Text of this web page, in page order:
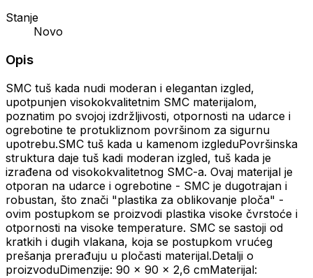
Stanje
Novo
Opis
SMC tuš kada nudi moderan i elegantan izgled,
upotpunjen visokokvalitetnim SMC materijalom,
poznatim po svojoj izdržljivosti, otpornosti na udarce i
ogrebotine te protukliznom površinom za sigurnu
upotrebu.SMC tuš kada u kamenom izgleduPovršinska
struktura daje tuš kadi moderan izgled, tuš kada je
izrađena od visokokvalitetnog SMC-a. Ovaj materijal je
otporan na udarce i ogrebotine - SMC je dugotrajan i
robustan, što znači "plastika za oblikovanje ploča" -
ovim postupkom se proizvodi plastika visoke čvrstoće i
otpornosti na visoke temperature. SMC se sastoji od
kratkih i dugih vlakana, koja se postupkom vrućeg
prešanja prerađuju u pločasti materijal.Detalji o
proizvoduDimenzije: 90 x 90 x 2,6 cmMaterijal: